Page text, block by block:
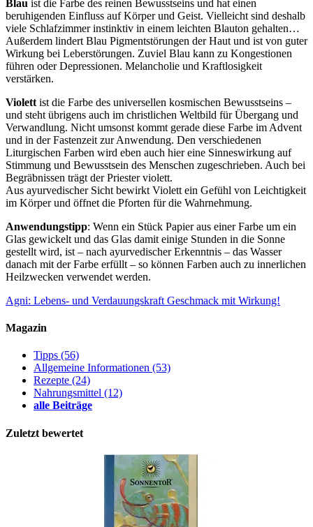
Blau ist die Farbe des reinen Bewusstseins und hat einen
beruhigenden Einfluss auf Körper und Geist. Vielleicht sind deshalb
viele Schlafzimmer instinktiv in einem leichten Blauton gehalten…
Außerdem lindert Blau Pigmentstörungen der Haut und ist von guter
Wirkung bei Leberstörungen. Zuviel Blau kann zu Kongestionen
führen oder Depressionen. Melancholie und Kraftlosigkeit
verstärken.
Violett ist die Farbe des universellen kosmischen Bewusstseins –
und steht übrigens auch im christlichen Weltbild für Übergang und
Verwandlung. Nicht umsonst kommt gerade diese Farbe im Advent
und in der Fastenzeit zur Anwendung. Den verschiedenen
Liturgischen Farben wird eben auch hier eine Sinneswirkung auf
Stimmung und Bewusstsein des Menschen zugeschrieben. Auch bei
Begräbnissen trägt der Priester violett.
Aus ayurvedischer Sicht bewirkt Violett ein Gefühl von Leichtigkeit
im Körper und öffnet die Pforten für die Wahrnehmung.
Anwendungstipp: Wenn ein Stück Papier aus einer Farbe um ein
Glas gewickelt und das Glas damit einige Stunden in die Sonne
gestellt wird, ist – nach ayurvedischer Erkenntnis – das Wasser
danach mit der Farbe erfüllt – so können Farben auch zu innerlichen
Heilzwecken verwendet werden.
Agni: Lebens- und Verdauungskraft Geschmack mit Wirkung!
Magazin
Tipps (56)
Allgemeine Informationen (53)
Rezepte (24)
Nahrungsmittel (12)
alle Beiträge
Zuletzt bewertet